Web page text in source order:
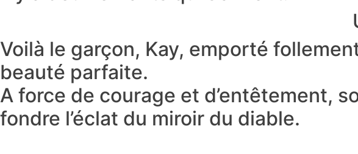
Voilà le garçon, Kay, emporté
beauté parfaite.
A force de courage et d’entêtement,
fondre l’éclat du miroir du diable.